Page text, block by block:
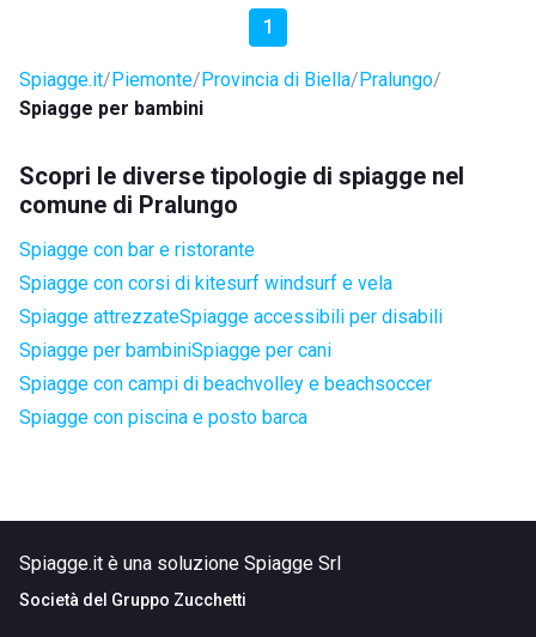
1
Spiagge.it Piemonte Provincia di Biella Pralungo
Spiagge per bambini
Scopri le diverse tipologie di spiagge nel
comune di Pralungo
Spiagge con bar e ristorante
Spiagge con corsi di kitesurf windsurf e vela
Spiagge attrezzateSpiagge accessibili per disabili
Spiagge per bambiniSpiagge per cani
Spiagge con campi di beachvolley e beachsoccer
Spiagge con piscina e posto barca
Spiagge.it è una soluzione Spiagge Srl
Società del Gruppo Zucchetti